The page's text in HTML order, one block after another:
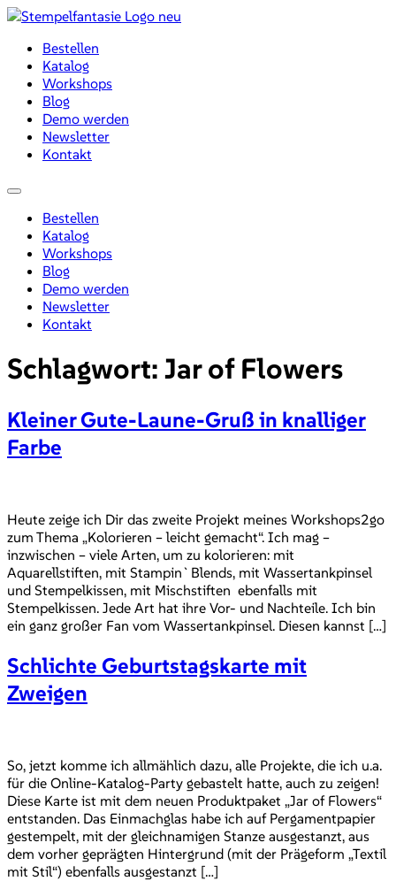
Zum
wechselnBestellen
Katalog
Workshops
Blog
Demo werden
Newsletter
Kontakt
Menü
Bestellen
Katalog
Workshops
Blog
Demo werden
Newsletter
Kontakt
Schlagwort: Jar of Flowers
Kleiner Gute-Laune-Gruß in knalliger
Farbe
Heute zeige ich Dir das zweite Projekt meines Workshops2go
zum Thema „Kolorieren – leicht gemacht“. Ich mag –
inzwischen – viele Arten, um zu kolorieren: mit
Aquarellstiften, mit Stampin`Blends, mit Wassertankpinsel
und Stempelkissen, mit Mischstiften ebenfalls mit
Stempelkissen. Jede Art hat ihre Vor- und Nachteile. Ich bin
ein ganz großer Fan vom Wassertankpinsel. Diesen kannst […]
Schlichte Geburtstagskarte mit
Zweigen
So, jetzt komme ich allmählich dazu, alle Projekte, die ich u.a.
für die Online-Katalog-Party gebastelt hatte, auch zu zeigen!
Diese Karte ist mit dem neuen Produktpaket „Jar of Flowers“
entstanden. Das Einmachglas habe ich auf Pergamentpapier
gestempelt, mit der gleichnamigen Stanze ausgestanzt, aus
dem vorher geprägten Hintergrund (mit der Prägeform „Textil
mit Stil“) ebenfalls ausgestanzt […]